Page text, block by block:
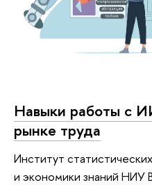
Навыки работы с
рынке труда
Институт
и экономики знаний